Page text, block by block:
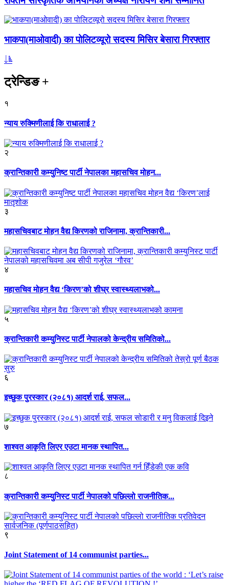
भाकपा(माओवादी) का पोलिटव्यूरो सदस्य मिसिर बेसारा गिरफ्तार
ट्रेन्डिङ+
१
न्याय रुक्मिणीलाई कि राधालाई ?
२
क्रान्तिकारी कम्युनिष्ट पार्टी नेपालका महासचिव मोहन...
३
महासचिवबाट मोहन वैद्य किरणको राजिनामा, क्रान्तिकारी...
४
महासचिव मोहन वैद्य ‘किरण’को शीघ्र स्वास्थ्यलाभको...
५
क्रान्तिकारी कम्युनिस्ट पार्टी नेपालको केन्द्रीय समितिको...
६
इच्छुक पुरस्कार (२०८१) आदर्श राई, सफल...
७
शाश्वत आकृति लिएर एउटा मानक स्थापित...
८
क्रान्तिकारी कम्युनिस्ट पार्टी नेपालको पछिल्लो राजनीतिक...
९
Joint Statement of 14 communist parties...